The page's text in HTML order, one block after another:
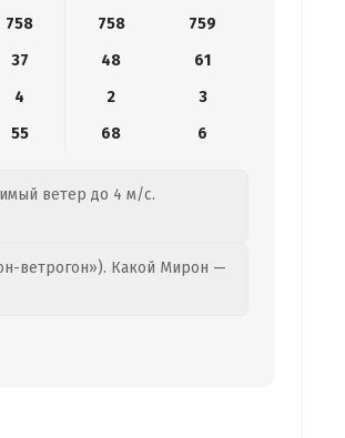
758 758
759
37 48
61
4 2
3
55 68 6
ветер до 4 м/с.
ветрогон»). Какой Мирон —